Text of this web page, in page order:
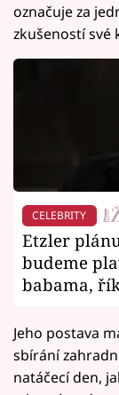
označuje za
zkušeností své
CELEBRITY
Etzler
budeme
babama,
Jeho postava
sbírání
natáčecí den,